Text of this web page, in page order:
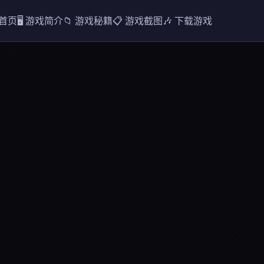
页🖥️ 游戏简介📁 游戏秘籍📋 游戏截图🎶 下载游戏